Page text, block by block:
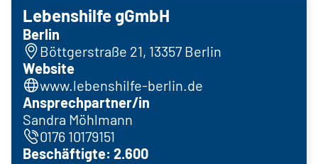
Lebenshilfe gGmbH
Berlin
Böttgerstraße 21, 13357 Berlin
Website
www.lebenshilfe-berlin.de
Ansprechpartner/in
Sandra Möhlmann
0176 10179151
Beschäftigte: 2.600